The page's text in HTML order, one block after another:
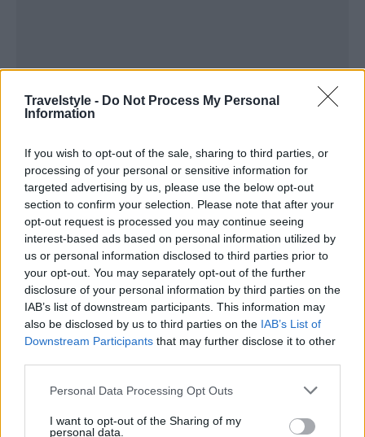
Travelstyle - Do Not Process My Personal
Information
If you wish to opt-out of the sale, sharing to third parties, or
processing of your personal or sensitive information for
targeted advertising by us, please use the below opt-out
section to confirm your selection. Please note that after your
opt-out request is processed you may continue seeing
interest-based ads based on personal information utilized by
us or personal information disclosed to third parties prior to
your opt-out. You may separately opt-out of the further
disclosure of your personal information by third parties on the
IAB’s list of downstream participants. This information may
also be disclosed by us to third parties on the IAB’s List of
Downstream Participants that may further disclose it to other
Please note that this website/app uses one or more Google
not limited to your visit or usage behaviour. You may click to
Personal Data Processing Opt Outs
I want to opt-out of the Sharing of my
personal data.
Το λεγόμενο Guest Investor Program απαιτεί
εκτός ΕΕ και παρέχει άδεια διαμονής διάρκειας 10
ετών, η οποία μπορεί να ανανεωθεί για ακόμη μία
δεκαετία.
Η άδεια επεκτείνεται και στα μέλη της οικογένειας
του επενδυτή, όπως τον ή τη σύζυγο και τα παιδιά,
ενώ δεν υπάρχει υποχρέωση ελάχιστης παραμονής
στη χώρα για τη διατήρησή της.
Όσοι επιθυμούν μόνιμη διαμονή μπορούν να
υποβάλουν αίτηση μετά από τρία χρόνια, υπό την